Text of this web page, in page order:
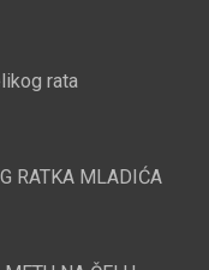
rata
RATKA MLADIĆA